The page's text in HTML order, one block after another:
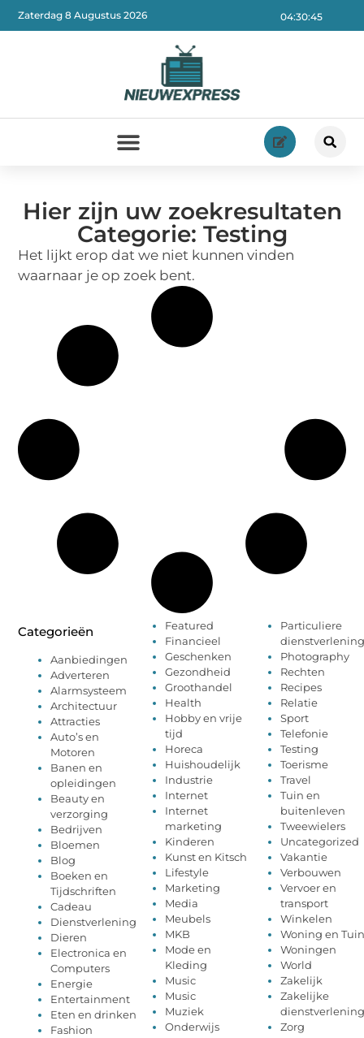
04:30:46
Zaterdag 8 Augustus 2026
Hier zijn uw zoekresultaten
Categorie: Testing
Het lijkt erop dat we niet kunnen vinden
waarnaar je op zoek bent.
Categorieën
Aanbiedingen
Adverteren
Alarmsysteem
Architectuur
Attracties
Auto’s en
Motoren
Banen en
opleidingen
Beauty en
verzorging
Bedrijven
Bloemen
Blog
Boeken en
Tijdschriften
Cadeau
Dienstverlening
Dieren
Electronica en
Computers
Energie
Entertainment
Eten en drinken
Fashion
Featured
Financieel
Geschenken
Gezondheid
Groothandel
Health
Hobby en vrije
tijd
Horeca
Huishoudelijk
Industrie
Internet
Internet
marketing
Kinderen
Kunst en Kitsch
Lifestyle
Marketing
Media
Meubels
MKB
Mode en
Kleding
Music
Music
Muziek
Onderwijs
Particuliere
dienstverlening
Photography
Rechten
Recipes
Relatie
Sport
Telefonie
Testing
Toerisme
Travel
Tuin en
buitenleven
Tweewielers
Uncategorized
Vakantie
Verbouwen
Vervoer en
transport
Winkelen
Woning en Tuin
Woningen
World
Zakelijk
Zakelijke
dienstverlening
Zorg